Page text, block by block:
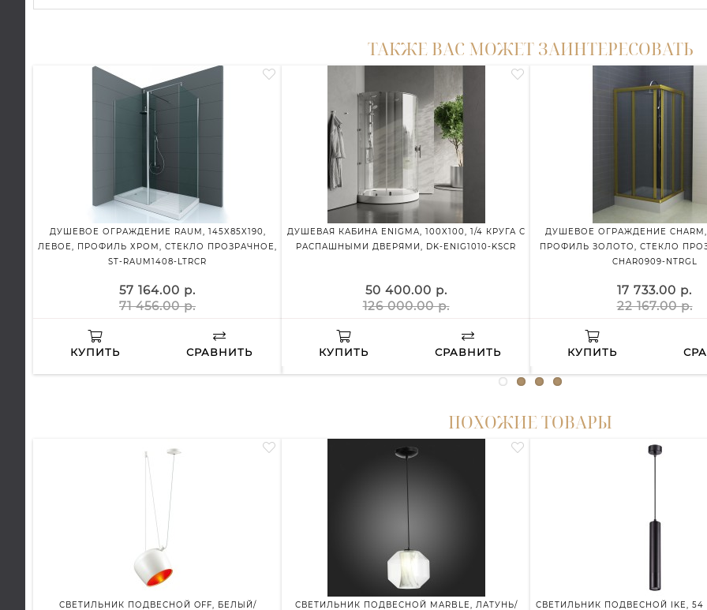
ТАКЖЕ ВАС МОЖЕТ ЗАИНТЕРЕСОВАТЬ
ДУШЕВОЕ ОГРАЖДЕНИЕ RAUM, 145X85X190,
ЛЕВОЕ, ПРОФИЛЬ ХРОМ, СТЕКЛО ПРОЗРАЧНОЕ,
ST-RAUM1408-LTRCR
57 164.00 р.
71 456.00 р.
КУПИТЬ СРАВНИТЬ
ДУШЕВАЯ КАБИНА ENIGMA, 100X100, 1/4 КРУГА С
РАСПАШНЫМИ ДВЕРЯМИ, DK-ENIG1010-KSCR
50 400.00 р.
126 000.00 р.
КУПИТЬ СРАВНИТЬ
ДУШЕВОЕ ОГРАЖДЕНИЕ CHARM,
ПРОФИЛЬ ЗОЛОТО, СТЕКЛО
CHAR0909-NTRGL
17 733.00 р.
22 167.00 р.
КУПИТЬ
ПОХОЖИЕ ТОВАРЫ
СВЕТИЛЬНИК ПОДВЕСНОЙ OFF, БЕЛЫЙ/
СВЕТИЛЬНИК ПОДВЕСНОЙ MARBLE, ЛАТУНЬ/
СВЕТИЛЬНИК ПОДВЕСНОЙ IKE,